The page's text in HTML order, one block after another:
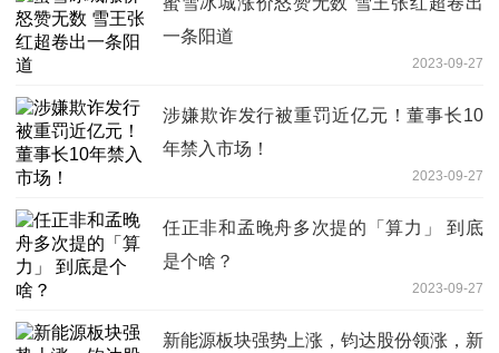
一条阳道
2023-09-27
涉嫌欺诈发行被重罚近亿元！董事长10
年禁入市场！
2023-09-27
任正非和孟晚舟多次提的「算力」 到底
是个啥？
2023-09-27
新能源板块强势上涨，钧达股份领涨，新